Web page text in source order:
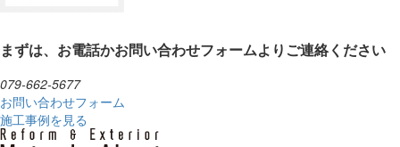
まずは、お電話かお問い合わせフォームよりご連絡ください
079-662-5677
お問い合わせフォーム
施工事例を見る